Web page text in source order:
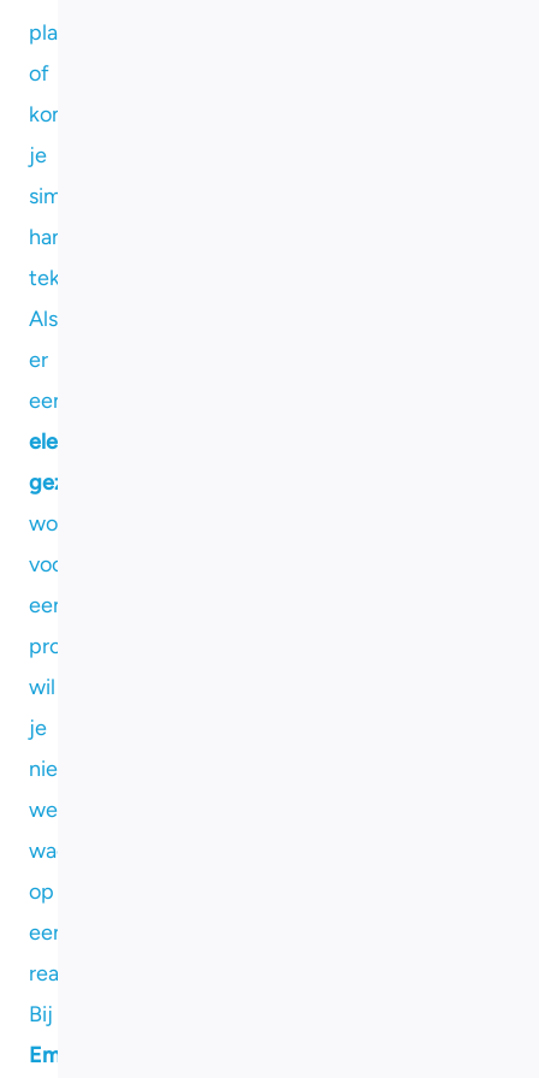
planning
of
kom
je
simpelweg
handjes
tekort?
Als
er
een
elektricien
gezocht
wordt
voor
een
project,
wil
je
niet
weken
wachten
op
een
reactie.
Bij
Eming